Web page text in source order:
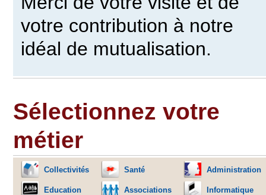
votre contribution à notre
idéal de mutualisation.
Sélectionnez votre
métier
Collectivités Santé Administration
Education Associations Informatique